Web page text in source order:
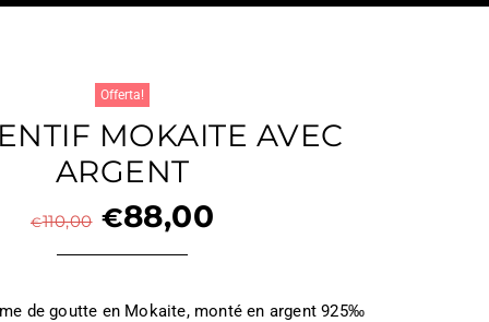
Offerta!
MOKAITE AVEC
ARGENT
€110,00 €88,00
de goutte en Mokaite, monté en argent 925‰